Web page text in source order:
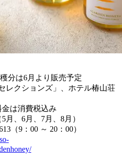
分は6月より販売予定
レクションズ」、ホテル椿山荘
は消費税込み
月、6月、7月、8月）
（9：00 ～ 20：00）